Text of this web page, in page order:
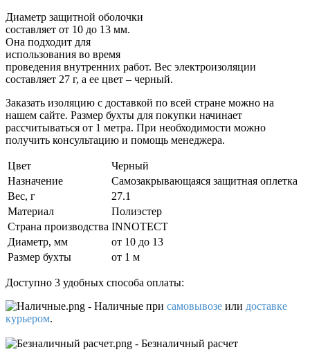
Диаметр защитной оболочки
составляет от 10 до 13 мм.
Она подходит для
использования во время
проведения внутренних работ. Вес электроизоляции
составляет 27 г, а ее цвет – черный.
Заказать изоляцию с доставкой по всей стране можно на
нашем сайте. Размер бухты для покупки начинает
рассчитываться от 1 метра. При необходимости можно
получить консультацию и помощь менеджера.
Цвет
Черный
Назначение
Самозакрывающаяся защитная оплетка
Вес, г
27.1
Материал
Полиэстер
Страна производства INNOTECT
Диаметр, мм
от 10 до 13
Размер бухты
от 1 м
Доступно 3 удобных способа оплаты:
- Наличные при самовывозе или доставке
курьером.
- Безналичный расчет